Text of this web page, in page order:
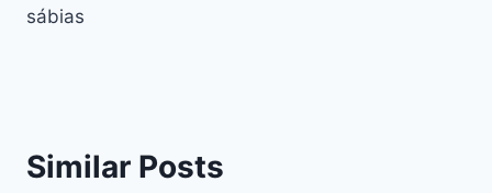
sábias
Similar Posts